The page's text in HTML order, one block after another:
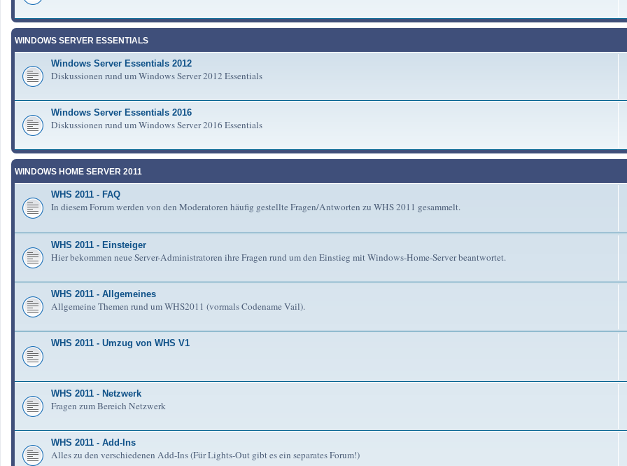
WINDOWS SERVER ESSENTIALS
Windows Server Essentials 2012
Diskussionen rund um Windows Server 2012 Essentials
Windows Server Essentials 2016
Diskussionen rund um Windows Server 2016 Essentials
WINDOWS HOME SERVER 2011
WHS 2011 - FAQ
In diesem Forum werden von den Moderatoren häufig gestellte Fragen/Antworten zu WHS 2011 gesammelt.
WHS 2011 - Einsteiger
Hier bekommen neue Server-Administratoren ihre Fragen rund um den Einstieg mit Windows-Home-Server beantwortet.
WHS 2011 - Allgemeines
Allgemeine Themen rund um WHS2011 (vormals Codename Vail).
WHS 2011 - Umzug von WHS V1
WHS 2011 - Netzwerk
Fragen zum Bereich Netzwerk
WHS 2011 - Add-Ins
Alles zu den verschiedenen Add-Ins (Für Lights-Out gibt es ein separates Forum!)